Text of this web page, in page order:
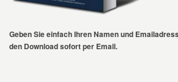
Geben Sie einfach Ihren Namen und
den Download sofort per Email.